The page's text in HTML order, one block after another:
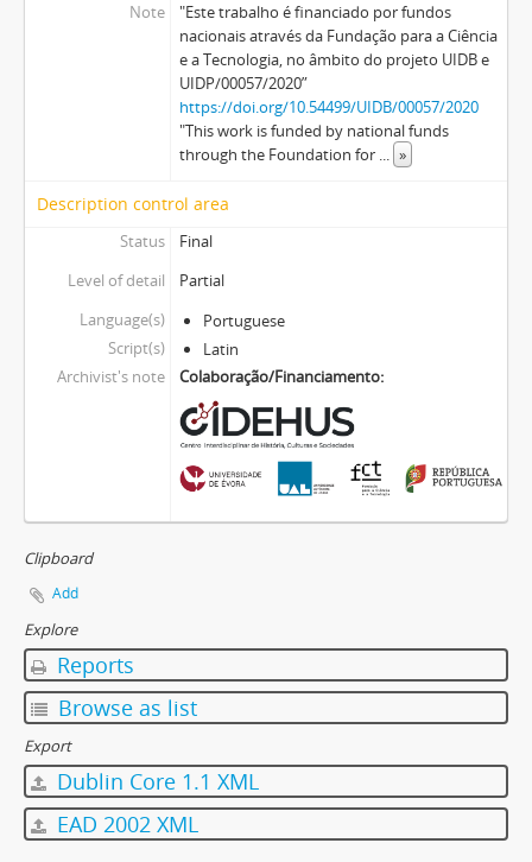
Note
"Este trabalho é financiado por fundos
nacionais através da Fundação para a Ciência
e a Tecnologia, no âmbito do projeto UIDB e
UIDP/00057/2020”
https://doi.org/10.54499/UIDB/00057/2020
"This work is funded by national funds
through the Foundation for ... »
Description control area
Status
Final
Level of detail
Partial
Language(s)
Portuguese
Script(s)
Latin
Archivist's note
Colaboração/Financiamento:
Clipboard
Add
Explore
Reports
Browse as list
Export
Dublin Core 1.1 XML
EAD 2002 XML